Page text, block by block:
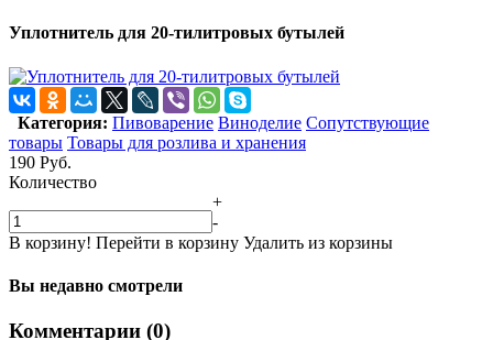
Уплотнитель для 20-тилитровых бутылей
Категория: Пивоварение Виноделие Сопутствующие
товары Товары для розлива и хранения
190 Руб.
Количество
+
-
В корзину! Перейти в корзину Удалить из корзины
Вы недавно смотрели
Комментарии (0)